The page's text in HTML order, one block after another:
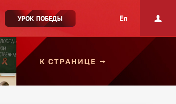
УРОК ПОБЕДЫ En